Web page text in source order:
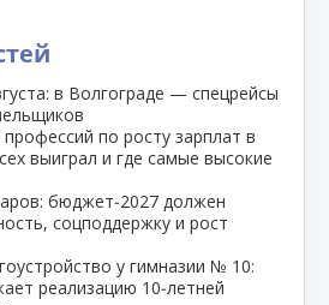
в Волгограде — спецрейсы
по росту зарплат в
выиграл и где самые высокие
бюджет‑2027 должен
соцподдержку и рост
у гимназии № 10:
реализацию 10‑летней